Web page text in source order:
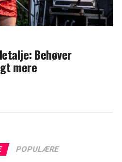
Behøver
mere
POPULÆRE